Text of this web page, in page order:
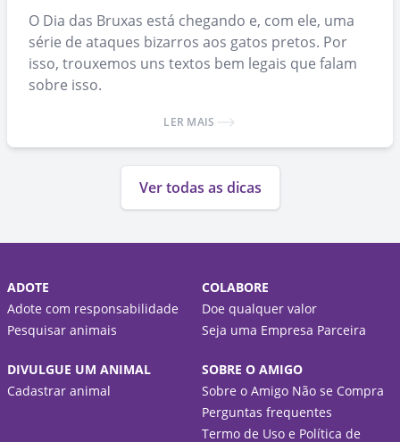
O Dia das Bruxas está chegando e, com ele, uma
série de ataques bizarros aos gatos pretos. Por
isso, trouxemos uns textos bem legais que falam
sobre isso.
LER MAIS
Ver todas as dicas
ADOTE
Adote com responsabilidade
Pesquisar animais
COLABORE
Doe qualquer valor
Seja uma Empresa Parceira
DIVULGUE UM ANIMAL
Cadastrar animal
SOBRE O AMIGO
Sobre o Amigo Não se Compra
Perguntas frequentes
Termo de Uso e Política de